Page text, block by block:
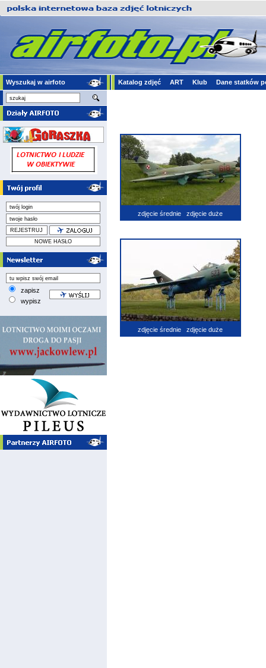
Wyszukaj w airfoto Katalog zdjęć ART Klub Dane statków
zapisz
wypisz
zdjęcie średnie zdjęcie duże
zdjęcie średnie zdjęcie duże